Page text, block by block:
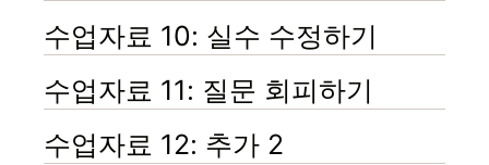
수업자료 10: 실수 수정하기
수업자료 11: 질문 회피하기
수업자료 12: 추가 2